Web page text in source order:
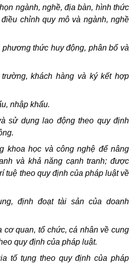
ngành, nghề, địa bàn, hình thức
chỉnh quy mô và ngành, nghề
thức huy động, phân bổ và
khách hàng và ký kết hợp
nhập khẩu.
sử dụng lao động theo quy định
khoa học và công nghệ để nâng
và khả năng cạnh tranh; được
tuệ theo quy định của pháp luật về
định đoạt tài sản của doanh
cơ quan, tổ chức, cá nhân về cung
quy định của pháp luật.
tố tụng theo quy định của pháp